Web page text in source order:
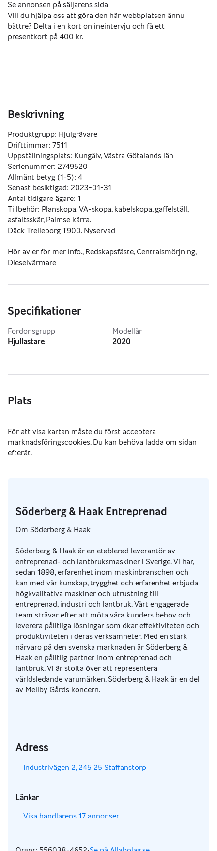
Vill du hjälpa oss att göra den här webbplatsen ännu
bättre? Delta i en kort onlineintervju och få ett
presentkort på 400 kr.
Beskrivning
Produktgrupp: Hjulgrävare
Drifttimmar: 7511
Uppställningsplats: Kungälv, Västra Götalands län
Serienummer: 2749520
Allmänt betyg (1-5): 4
Senast besiktigad: 2023-01-31
Antal tidigare ägare: 1
Tillbehör: Planskopa, VA-skopa, kabelskopa, gaffelställ,
asfaltsskär, Palmse kärra.
Däck Trelleborg T900. Nyservad
Hör av er för mer info., Redskapsfäste, Centralsmörjning,
Dieselvärmare
Specifikationer
Fordonsgrupp
Hjullastare
Modellår
2020
Plats
Söderberg & Haak Entreprenad
Om Söderberg & Haak
Söderberg & Haak är en etablerad leverantör av
entreprenad- och lantbruksmaskiner i Sverige. Vi har,
sedan 1898, erfarenhet inom maskinbranschen och
kan med vår kunskap, trygghet och erfarenhet erbjuda
högkvalitativa maskiner och utrustning till
entreprenad, industri och lantbruk. Vårt engagerade
team strävar efter att möta våra kunders behov och
leverera pålitliga lösningar som ökar effektiviteten och
produktiviteten i deras verksamheter. Med en stark
närvaro på den svenska marknaden är Söderberg &
Haak en pålitlig partner inom entreprenad och
lantbruk. Vi är stolta över att representera
världsledande varumärken. Söderberg & Haak är en del
av Mellby Gårds koncern.
Adress
Industrivägen 2, 245 25 Staffanstorp
Länkar
Visa handlarens 17 annonser